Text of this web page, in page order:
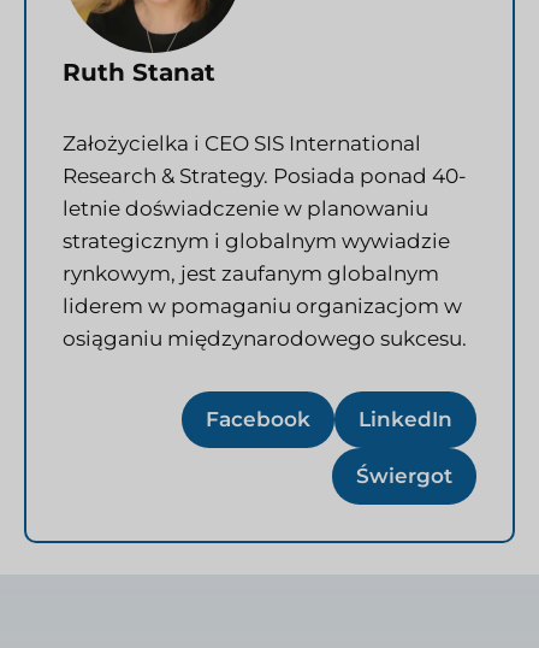
Ruth Stanat
Założycielka i CEO SIS International
Research & Strategy. Posiada ponad 40-
letnie doświadczenie w planowaniu
strategicznym i globalnym wywiadzie
rynkowym, jest zaufanym globalnym
liderem w pomaganiu organizacjom w
osiąganiu międzynarodowego sukcesu.
Facebook LinkedIn
Świergot